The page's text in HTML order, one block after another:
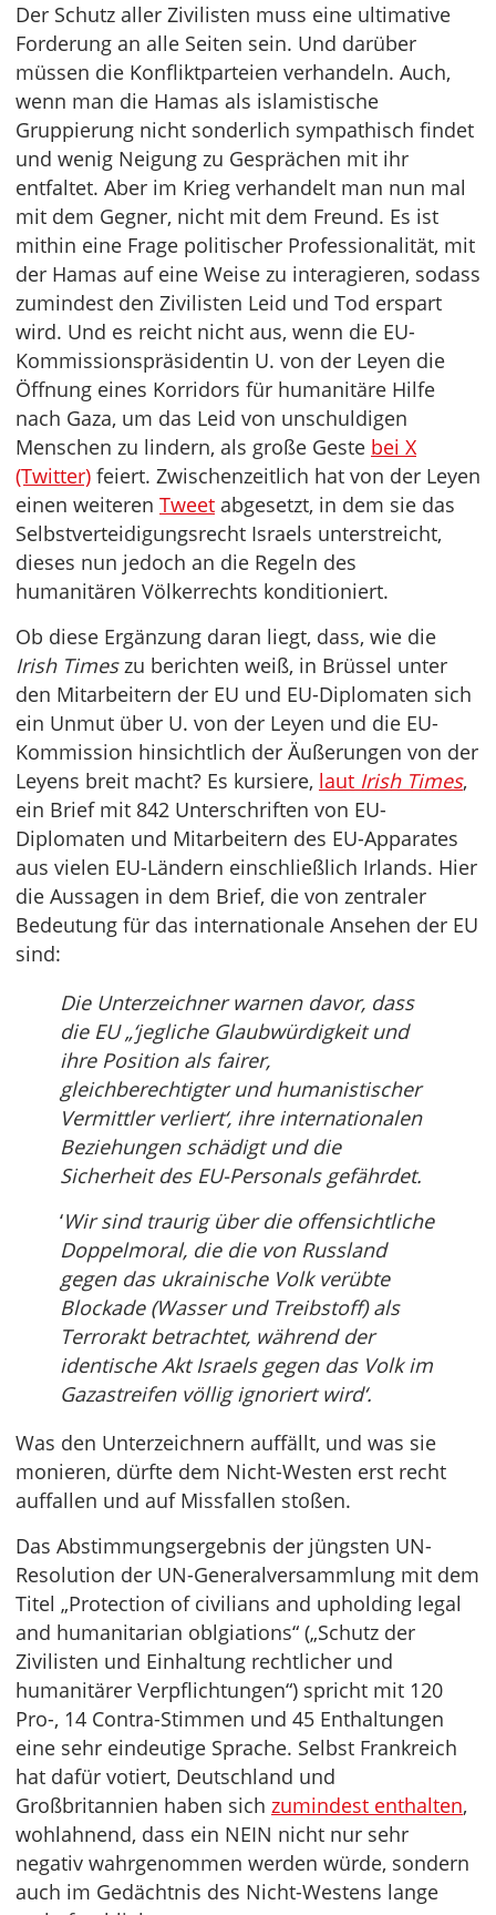
Der Schutz aller Zivilisten muss eine ultimative
Forderung an alle Seiten sein. Und darüber
müssen die Konfliktparteien verhandeln. Auch,
wenn man die Hamas als islamistische
Gruppierung nicht sonderlich sympathisch findet
und wenig Neigung zu Gesprächen mit ihr
entfaltet. Aber im Krieg verhandelt man nun mal
mit dem Gegner, nicht mit dem Freund. Es ist
mithin eine Frage politischer Professionalität, mit
der Hamas auf eine Weise zu interagieren, sodass
zumindest den Zivilisten Leid und Tod erspart
wird. Und es reicht nicht aus, wenn die EU-
Kommissionspräsidentin U. von der Leyen die
Öffnung eines Korridors für humanitäre Hilfe
nach Gaza, um das Leid von unschuldigen
Menschen zu lindern, als große Geste bei X
(Twitter) feiert. Zwischenzeitlich hat von der Leyen
einen weiteren Tweet abgesetzt, in dem sie das
Selbstverteidigungsrecht Israels unterstreicht,
dieses nun jedoch an die Regeln des
humanitären Völkerrechts konditioniert.
Ob diese Ergänzung daran liegt, dass, wie die
Irish Timeszu berichten weiß, in Brüssel unter
den Mitarbeitern der EU und EU-Diplomaten sich
ein Unmut über U. von der Leyen und die EU-
Kommission hinsichtlich der Äußerungen von der
Leyens breit macht? Es kursiere, laut Irish Times,
ein Brief mit 842 Unterschriften von EU-
Diplomaten und Mitarbeitern des EU-Apparates
aus vielen EU-Ländern einschließlich Irlands. Hier
die Aussagen in dem Brief, die von zentraler
Bedeutung für das internationale Ansehen der EU
sind:
Die Unterzeichner warnen davor, dass
die EU „‘jegliche Glaubwürdigkeit und
ihre Position als fairer,
gleichberechtigter und humanistischer
Vermittler verliert‘, ihre internationalen
Beziehungen schädigt und die
Sicherheit des EU-Personals gefährdet.
‘Wir sind traurig über die offensichtliche
Doppelmoral, die die von Russland
gegen das ukrainische Volk verübte
Blockade (Wasser und Treibstoff) als
Terrorakt betrachtet, während der
identische Akt Israels gegen das Volk im
Gazastreifen völlig ignoriert wird‘.
Was den Unterzeichnern auffällt, und was sie
monieren, dürfte dem Nicht-Westen erst recht
auffallen und auf Missfallen stoßen.
Das Abstimmungsergebnis der jüngsten UN-
Resolution der UN-Generalversammlung mit dem
Titel „Protection of civilians and upholding legal
and humanitarian oblgiations“ („Schutz der
Zivilisten und Einhaltung rechtlicher und
humanitärer Verpflichtungen“) spricht mit 120
Pro-, 14 Contra-Stimmen und 45 Enthaltungen
eine sehr eindeutige Sprache. Selbst Frankreich
hat dafür votiert, Deutschland und
Großbritannien haben sich zumindest enthalten,
wohlahnend, dass ein NEIN nicht nur sehr
negativ wahrgenommen werden würde, sondern
auch im Gedächtnis des Nicht-Westens lange